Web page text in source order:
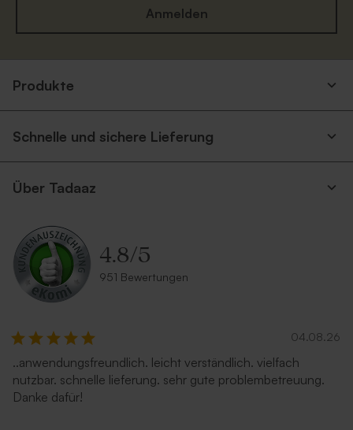
Anmelden
Produkte
Schnelle und sichere Lieferung
Über Tadaaz
4.8/5
951 Bewertungen
04.08.26
..anwendungsfreundlich. leicht verständlich. vielfach
nutzbar. schnelle lieferung. sehr gute problembetreuung.
Danke dafür!